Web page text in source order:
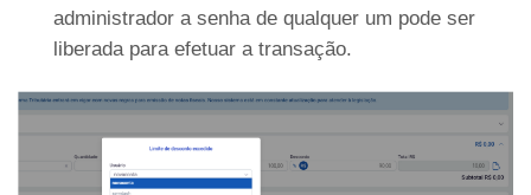
administrador a senha de qualquer um pode ser
liberada para efetuar a transação.